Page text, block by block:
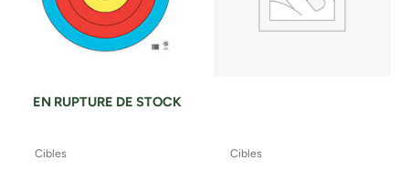
EN RUPTURE DE STOCK
Cibles Cibles